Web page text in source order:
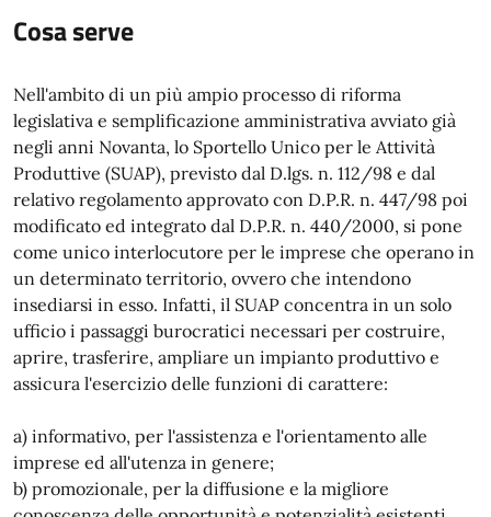
Cosa serve
Nell'ambito di un più ampio processo di riforma
legislativa e semplificazione amministrativa avviato già
negli anni Novanta, lo Sportello Unico per le Attività
Produttive (SUAP), previsto dal D.lgs. n. 112/98 e dal
relativo regolamento approvato con D.P.R. n. 447/98 poi
modificato ed integrato dal D.P.R. n. 440/2000, si pone
come unico interlocutore per le imprese che operano in
un determinato territorio, ovvero che intendono
insediarsi in esso. Infatti, il SUAP concentra in un solo
ufficio i passaggi burocratici necessari per costruire,
aprire, trasferire, ampliare un impianto produttivo e
assicura l'esercizio delle funzioni di carattere:
a) informativo, per l'assistenza e l'orientamento alle
imprese ed all'utenza in genere;
b) promozionale, per la diffusione e la migliore